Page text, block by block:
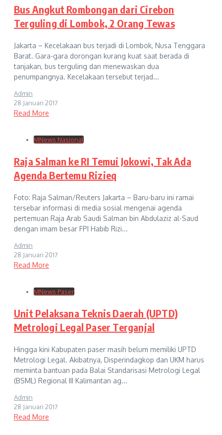
Bus Angkut Rombongan dari Cirebon
Terguling di Lombok, 2 Orang Tewas
Jakarta – Kecelakaan bus terjadi di Lombok, Nusa Tenggara
Barat. Gara-gara dorongan kurang kuat saat berada di
tanjakan, bus terguling dan menewaskan dua
penumpangnya. Kecelakaan tersebut terjad...
Admin
28 Januari 2017
Read More
MNews Nasional
Raja Salman ke RI Temui Jokowi, Tak Ada
Agenda Bertemu Rizieq
Foto: Raja Salman/Reuters Jakarta – Baru-baru ini ramai
tersebar informasi di media sosial mengenai agenda
pertemuan Raja Arab Saudi Salman bin Abdulaziz al-Saud
dengan imam besar FPI Habib Rizi...
Admin
28 Januari 2017
Read More
MNews Paser
Unit Pelaksana Teknis Daerah (UPTD)
Metrologi Legal Paser Terganjal
Hingga kini Kabupaten paser masih belum memiliki UPTD
Metrologi Legal. Akibatnya, Disperindagkop dan UKM harus
meminta bantuan pada Balai Standarisasi Metrologi Legal
(BSML) Regional III Kalimantan ag...
Admin
28 Januari 2017
Read More